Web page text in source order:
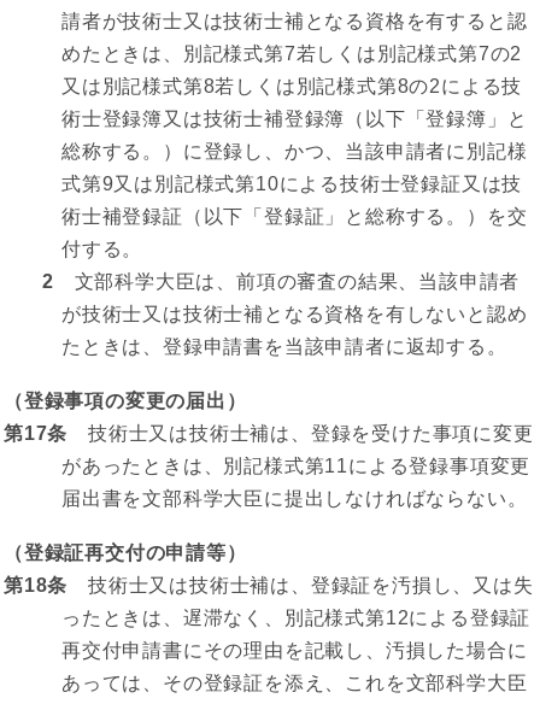
請者が技術士又は技術士補となる資格を有すると認
めたときは、別記様式第7若しくは別記様式第7の2
又は別記様式第8若しくは別記様式第8の2による技
術士登録簿又は技術士補登録簿（以下「登録簿」と
総称する。）に登録し、かつ、当該申請者に別記様
式第9又は別記様式第10による技術士登録証又は技
術士補登録証（以下「登録証」と総称する。）を交
付する。
2 文部科学大臣は、前項の審査の結果、当該申請者
が技術士又は技術士補となる資格を有しないと認め
たときは、登録申請書を当該申請者に返却する。
（登録事項の変更の届出）
第17条 技術士又は技術士補は、登録を受けた事項に変更
があったときは、別記様式第11による登録事項変更
届出書を文部科学大臣に提出しなければならない。
（登録証再交付の申請等）
第18条 技術士又は技術士補は、登録証を汚損し、又は失
ったときは、遅滞なく、別記様式第12による登録証
再交付申請書にその理由を記載し、汚損した場合に
あっては、その登録証を添え、これを文部科学大臣